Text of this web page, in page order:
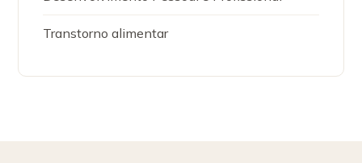
Transtorno alimentar